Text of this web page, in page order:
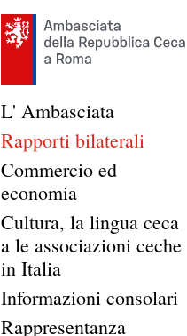
L' Ambasciata
Rapporti bilaterali
Commercio ed
economia
Cultura, la lingua ceca
a le associazioni ceche
in Italia
Informazioni consolari
Rappresentanza